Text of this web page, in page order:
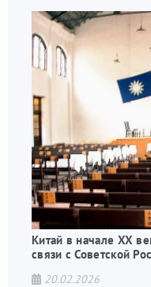
Китай в начале XX
связи с Советской
20.02.2026